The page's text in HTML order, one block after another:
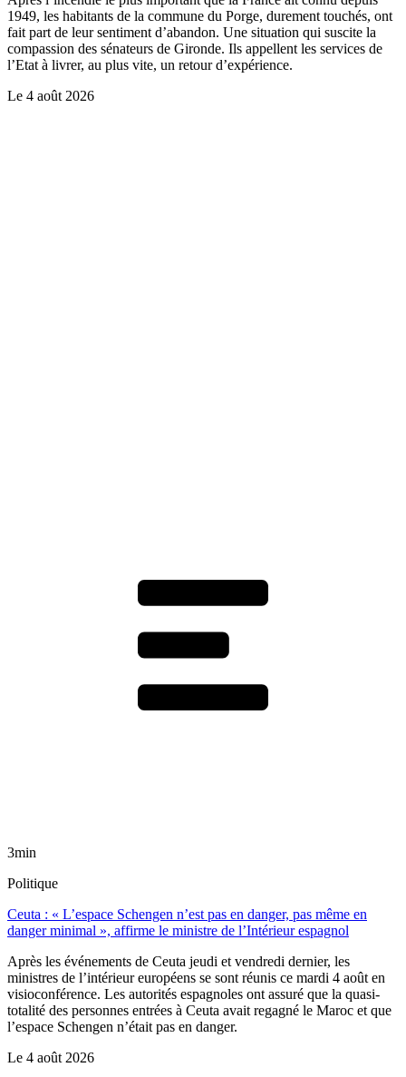
1949, les habitants de la commune du Porge, durement touchés, ont
fait part de leur sentiment d’abandon. Une situation qui suscite la
compassion des sénateurs de Gironde. Ils appellent les services de
l’Etat à livrer, au plus vite, un retour d’expérience.
Le 4 août 2026
3min
Politique
Ceuta : « L’espace Schengen n’est pas en danger, pas même en
danger minimal », affirme le ministre de l’Intérieur espagnol
Après les événements de Ceuta jeudi et vendredi dernier, les
ministres de l’intérieur européens se sont réunis ce mardi 4 août en
visioconférence. Les autorités espagnoles ont assuré que la quasi-
totalité des personnes entrées à Ceuta avait regagné le Maroc et que
l’espace Schengen n’était pas en danger.
Le 4 août 2026